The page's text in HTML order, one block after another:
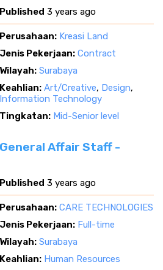
Published 3 years ago
Perusahaan: Kreasi Land
Jenis Pekerjaan: Contract
Wilayah: Surabaya
Keahlian: Art/Creative, Design,
Information Technology
Tingkatan: Mid-Senior level
Affair Staff -
Published 3 years ago
Perusahaan: CARE TECHNOLOGIES
Jenis Pekerjaan: Full-time
Wilayah: Surabaya
Keahlian: Human Resources